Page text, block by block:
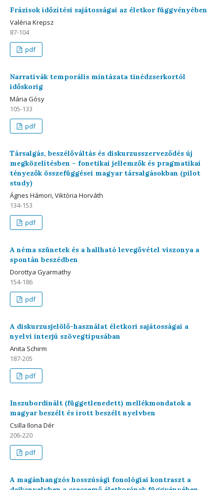
Frázisok időzítési sajátosságai az életkor függvényében
Valéria Krepsz
87-104
pdf
Narratívák temporális mintázata tinédzserkortól
időskorig
Mária Gósy
105-133
pdf
Társalgás, beszélőváltás és diskurzusszerveződés új
megközelítésben – fonetikai jellemzők és pragmatikai
tényezők összefüggései magyar társalgásokban (pilot
study)
Ágnes Hámori, Viktória Horváth
134-153
pdf
A néma szünetek és a hallható levegővétel viszonya a
spontán beszédben
Dorottya Gyarmathy
154-186
pdf
A diskurzusjelölő-használat életkori sajátosságai a
nyelvi interjú szövegtípusában
Anita Schirm
187-205
pdf
Inszubordinált (függetlenedett) mellékmondatok a
magyar beszélt és írott beszélt nyelvben
Csilla Ilona Dér
206-220
pdf
A magánhangzós hosszúsági fonológiai kontraszt a